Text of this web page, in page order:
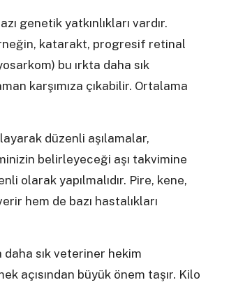
genetik yatkınlıkları vardır.
katarakt, progresif retinal
bu ırkta daha sık
karşımıza çıkabilir. Ortalama
düzenli aşılamalar,
belirleyeceği aşı takvimine
olarak yapılmalıdır. Pire, kene,
hem de bazı hastalıkları
daha sık veteriner hekim
açısından büyük önem taşır. Kilo